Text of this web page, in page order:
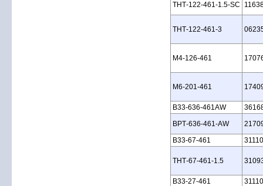
THT‑122‑461‑1.5‑SC
THT‑122‑461‑3
M4‑126‑461
M6‑201‑461
B33‑636‑461AW
BPT‑636‑461‑AW
B33‑67‑461
THT‑67‑461‑1.5
B33‑27‑461